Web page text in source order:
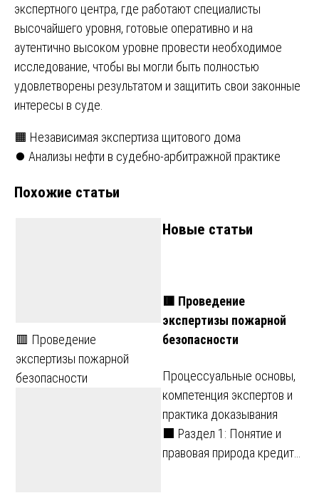
экспертного центра, где работают специалисты
высочайшего уровня, готовые оперативно и на
аутентично высоком уровне провести необходимое
исследование, чтобы вы могли быть полностью
удовлетворены результатом и защитить свои законные
интересы в суде.
Навигация
записям
🟧 Независимая экспертиза щитового дома
⏺️ Анализы нефти в судебно-арбитражной практике
Похожие статьи
🟥 Проведение
экспертизы пожарной
безопасности
Новые статьи
🟥 Проведение
экспертизы пожарной
безопасности
Процессуальные основы,
компетенция экспертов и
практика доказывания
⬛ Раздел 1: Понятие и
правовая природа кредит…